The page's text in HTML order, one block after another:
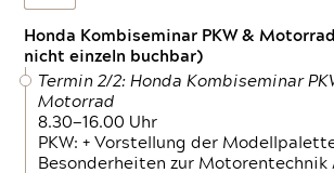
Honda Kombiseminar PKW &
nicht einzeln buchbar)
Termin 2/2: Honda Kombiseminar
Motorrad
8.30—16.00 Uhr
PKW: + Vorstellung der
Besonderheiten zur Motorentechnik